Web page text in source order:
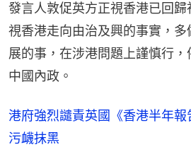
發言人敦促英方正視香港已回
視香港走向由治及興的事實，
展的事，在涉港問題上謹慎行，
中國內政。
港府強烈譴責英國《香港半年
污衊抹黑